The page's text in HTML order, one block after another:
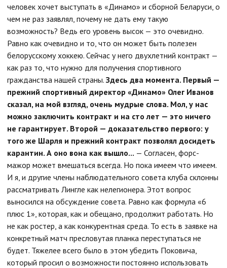
человек хочет выступать в «Динамо» и сборной Беларуси, о
чем не раз заявлял, почему не дать ему такую
возможность? Ведь его уровень высок — это очевидно.
Равно как очевидно и то, что он может быть полезен
белорусскому хоккею. Сейчас у него двухлетний контракт —
как раз то, что нужно для получения спортивного
гражданства нашей страны. Здесь два момента. Первый —
прежний спортивный директор «Динамо» Олег Иванов
сказал, на мой взгляд, очень мудрые слова. Мол, у нас
можно заключить контракт и на сто лет — это ничего
не гарантирует. Второй — доказательство первого: у
того же Шарля и прежний контракт позволял досидеть
карантин. А оно вона как вышло... — Согласен, форс-
мажор может вмешаться всегда. Но пока имеем что имеем.
И я, и другие члены наблюдательного совета клуба склонны
рассматривать Лингле как нелегионера. Этот вопрос
выносился на обсуждение совета. Равно как формула «6
плюс 1», которая, как и обещано, продолжит работать. Но
не как ростер, а как конкурентная среда. То есть в заявке на
конкретный матч пресловутая планка переступаться не
будет. Тяжелее всего было в этом убедить Поковича,
который просил о возможности постоянно использовать